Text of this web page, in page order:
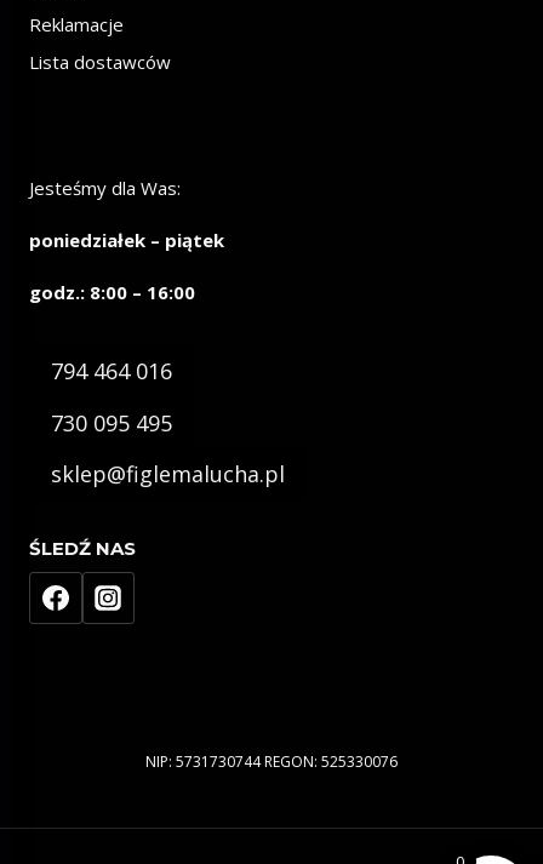
Reklamacje
Lista dostawców
Jesteśmy dla Was:
poniedziałek – piątek
godz.: 8:00 – 16:00
794 464 016
730 095 495
sklep@figlemalucha.pl
ŚLEDŹ NAS
NIP: 5731730744 REGON: 525330076